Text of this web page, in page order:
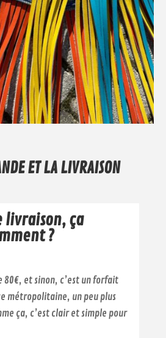
ET LA LIVRAISON
livraison, ça
?
80€, et sinon, c’est un forfait
métropolitaine, un peu plus
ça, c’est clair et simple pour